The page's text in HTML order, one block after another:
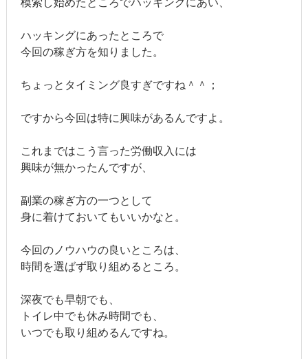
模索し始めたところでハッキングにあい、
ハッキングにあったところで
今回の稼ぎ方を知りました。
ちょっとタイミング良すぎですね＾＾；
ですから今回は特に興味があるんですよ。
これまではこう言った労働収入には
興味が無かったんですが、
副業の稼ぎ方の一つとして
身に着けておいてもいいかなと。
今回のノウハウの良いところは、
時間を選ばず取り組めるところ。
深夜でも早朝でも、
トイレ中でも休み時間でも、
いつでも取り組めるんですね。